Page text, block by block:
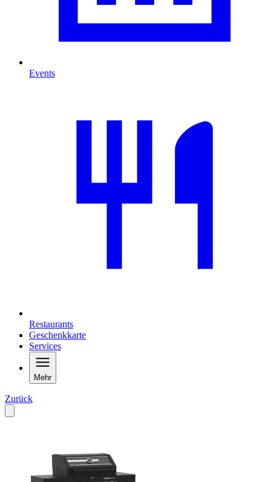
Events
Restaurants
Geschenkkarte
Services
Mehr
Zurück